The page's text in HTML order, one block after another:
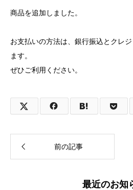
商品を追加しました。
お支払いの方法は、銀行振込とクレ
ます。
ぜひご利用ください。
前の記事
最近のお知